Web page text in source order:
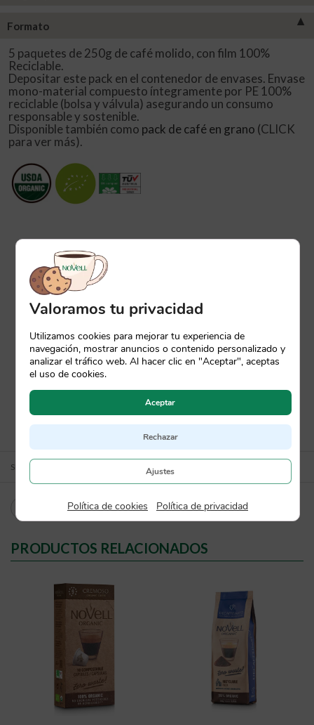
Formato ▼
5 paquetes de 250g de café molido, con film 100%
Reciclable.
Depositar este pack en el contenedor de envases. Envase
mono-material compuesto íntegramente por PE 100%
reciclable (bolsa y válvula) asegurando un consumo
responsable y sostenible.
Disponible también como pack de café en grano (CLICK
para ver más).
SKU:0179
PRODUCTOS RELACIONADOS
Valoramos tu privacidad
Utilizamos cookies para mejorar tu experiencia de
navegación, mostrar anuncios o contenido personalizado y
analizar el tráfico web. Al hacer clic en "Aceptar", aceptas
el uso de cookies.
Aceptar
Rechazar
Ajustes
Política de cookies Política de privacidad